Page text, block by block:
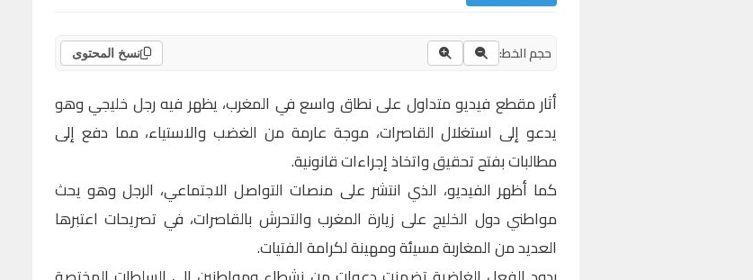
حجم الخط: نسخ المحتوى
أثار مقطع فيديو متداول على نطاق واسع في المغرب، يظهر فيه رجل خليجي وهو
يدعو إلى استغلال القاصرات، موجة عارمة من الغضب والاستياء، مما دفع إلى
مطالبات بفتح تحقيق واتخاذ إجراءات قانونية.
كما أظهر الفيديو، الذي انتشر على منصات التواصل الاجتماعي، الرجل وهو يحث
مواطني دول الخليج على زيارة المغرب والتحرش بالقاصرات، في تصريحات اعتبرها
العديد من المغاربة مسيئة ومهينة لكرامة الفتيات.